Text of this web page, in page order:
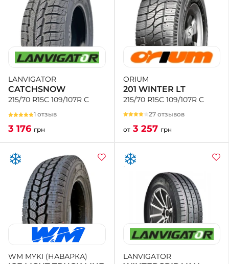
LANVIGATOR
CATCHSNOW
215/70 R15C 109/107R C
1 отзыв
3 176 грн
ORIUM
201 WINTER LT
215/70 R15C 109/107R C
27 отзывов
от 3 257 грн
WM MYKI (НАВАРКА) LANVIGATOR